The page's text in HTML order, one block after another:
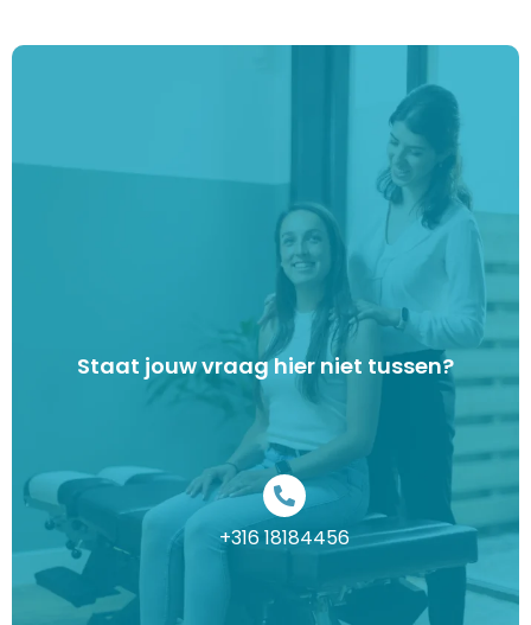
Staat jouw vraag hier niet tussen?
+316 18184456